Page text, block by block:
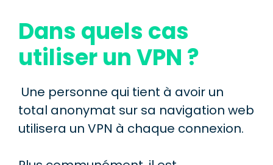
Dans quels cas
utiliser un VPN ?
Une personne qui tient à avoir un
total anonymat sur sa navigation web
utilisera un VPN à chaque connexion.